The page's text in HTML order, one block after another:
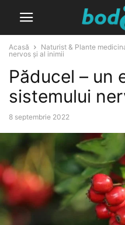
Acasă Naturist & Plante
nervos și al inimii
Păducel – un
sistemului
8 septembrie 2022